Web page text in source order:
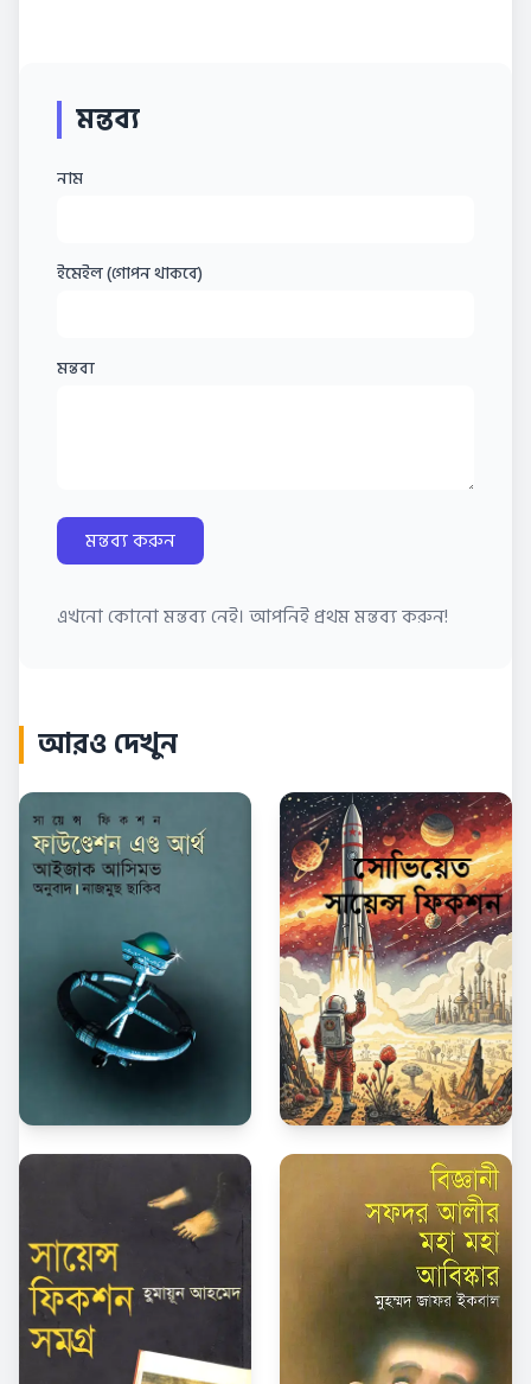
মন্তব্য
নাম
ইমেইল (গোপন থাকবে)
মন্তব্য
মন্তব্য করুন
এখনো কোনো মন্তব্য নেই। আপনিই প্রথম মন্তব্য করুন!
আরও দেখুন